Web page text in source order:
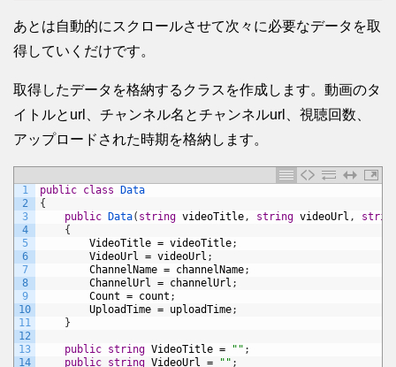
あとは自動的にスクロールさせて次々に必要なデータを取
得していくだけです。
取得したデータを格納するクラスを作成します。動画のタ
イトルとurl、チャンネル名とチャンネルurl、視聴回数、
アップロードされた時期を格納します。
1
2
3
4
5
6
7
8
9
10
11
12
13
14
public class
Data
{
public
Data( string videoTitle, string videoUrl ,
{
VideoTitle = videoTitle;
VideoUrl = videoUrl ;
ChannelName = channelName;
ChannelUrl = channelUrl ;
Count = count ;
UploadTime = uploadTime;
}
public string VideoTitle = "" ;
public string VideoUrl = "" ;